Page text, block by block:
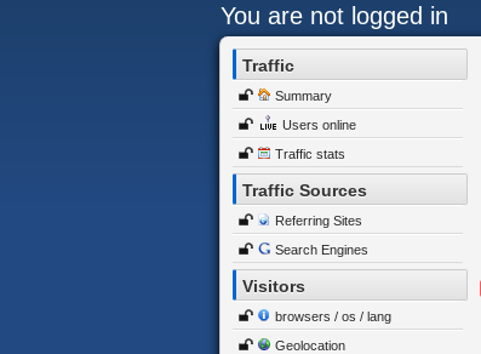
You are not logged in
Traffic
Summary
Users online
Traffic stats
Traffic Sources
Referring Sites
Search Engines
Visitors
browsers / os / lang
Geolocation